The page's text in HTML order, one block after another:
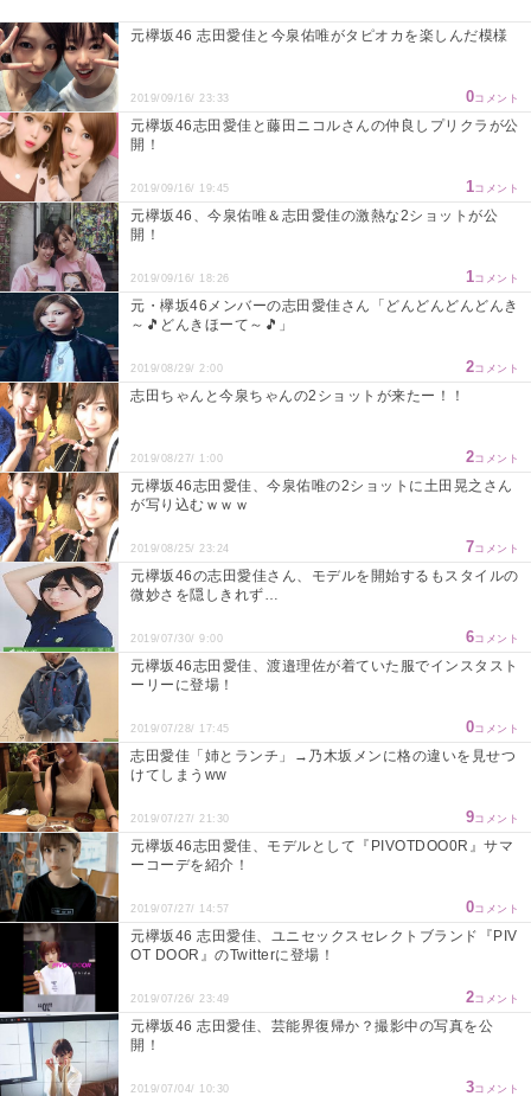
元欅坂46 志田愛佳と今泉佑唯がタピオカを楽しんだ模様
2019/09/16/ 23:33 0コメント
元欅坂46志田愛佳と藤田ニコルさんの仲良しプリクラが公
開！
2019/09/16/ 19:45 1コメント
元欅坂46、今泉佑唯＆志田愛佳の激熱な2ショットが公
開！
2019/09/16/ 18:26 1コメント
元・欅坂46メンバーの志田愛佳さん「どんどんどんどんき
～🎵どんきほーて～🎵」
2019/08/29/ 2:00 2コメント
志田ちゃんと今泉ちゃんの2ショットが来たー！！
2019/08/27/ 1:00 2コメント
元欅坂46志田愛佳、今泉佑唯の2ショットに土田晃之さん
が写り込むｗｗｗ
2019/08/25/ 23:24 7コメント
元欅坂46の志田愛佳さん、モデルを開始するもスタイルの
微妙さを隠しきれず…
2019/07/30/ 9:00 6コメント
元欅坂46志田愛佳、渡邉理佐が着ていた服でインスタスト
ーリーに登場！
2019/07/28/ 17:45 0コメント
志田愛佳「姉とランチ」→乃木坂メンに格の違いを見せつ
けてしまうww
2019/07/27/ 21:30 9コメント
元欅坂46志田愛佳、モデルとして『PIVOTDOO0R』サマ
ーコーデを紹介！
2019/07/27/ 14:57 0コメント
元欅坂46 志田愛佳、ユニセックスセレクトブランド『PIV
OT DOOR』のTwitterに登場！
2019/07/26/ 23:49 2コメント
元欅坂46 志田愛佳、芸能界復帰か？撮影中の写真を公
開！
2019/07/04/ 10:30 3コメント